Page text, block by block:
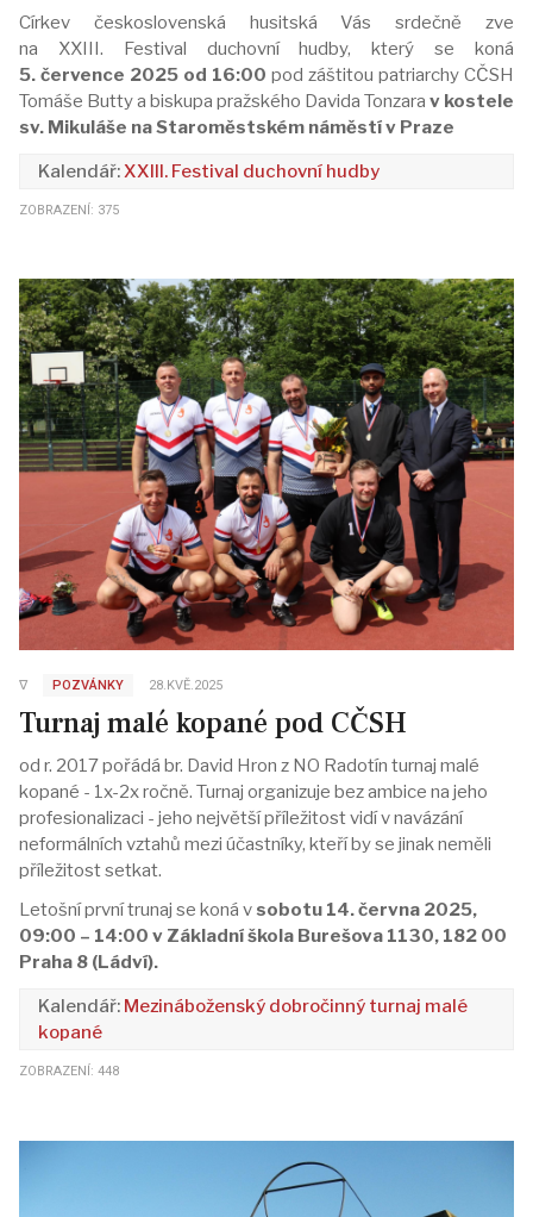
Církev československá husitská Vás srdečně zve
na XXIII. Festival duchovní hudby, který se koná
5. července 2025 od 16:00 pod záštitou patriarchy CČSH
Tomáše Butty a biskupa pražského Davida Tonzara v kostele
sv. Mikuláše na Staroměstském náměstí v Praze
XXIII. Festival duchovní hudby
ZOBRAZENÍ: 375
∇ POZVÁNKY 28.KVĚ.2025
Turnaj malé kopané pod CČSH
od r. 2017 pořádá br. David Hron z NO Radotín turnaj malé
kopané - 1x-2x ročně. Turnaj organizuje bez ambice na jeho
profesionalizaci - jeho největší příležitost vidí v navázání
neformálních vztahů mezi účastníky, kteří by se jinak neměli
příležitost setkat.
Letošní první trunaj se koná v sobotu 14. června 2025,
09:00 – 14:00 v Základní škola Burešova 1130, 182 00
Praha 8 (Ládví).
Mezináboženský dobročinný turnaj malé
kopané
ZOBRAZENÍ: 448